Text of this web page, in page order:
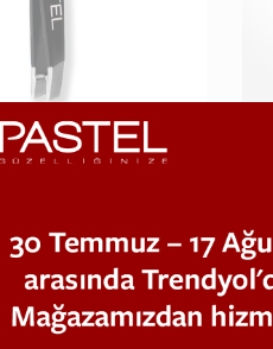
Duo Tweezers 10
580,50
Sepete Ekle